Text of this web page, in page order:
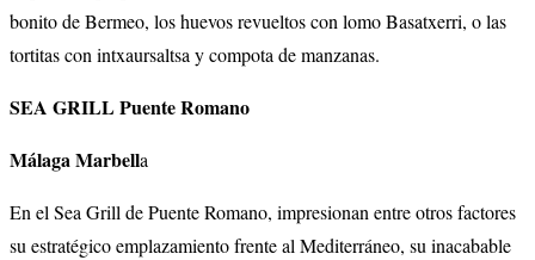
bonito de Bermeo, los huevos revueltos con lomo Basatxerri, o las
tortitas con intxaursaltsa y compota de manzanas.
SEA GRILL Puente Romano
Málaga Marbella
En el Sea Grill de Puente Romano, impresionan entre otros factores
su estratégico emplazamiento frente al Mediterráneo, su inacabable